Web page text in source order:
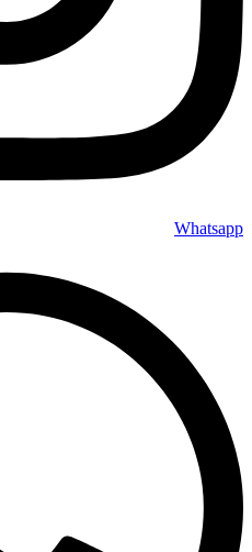
Whatsapp